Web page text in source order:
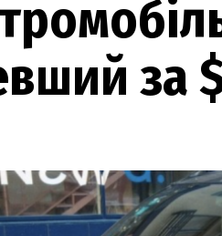
за